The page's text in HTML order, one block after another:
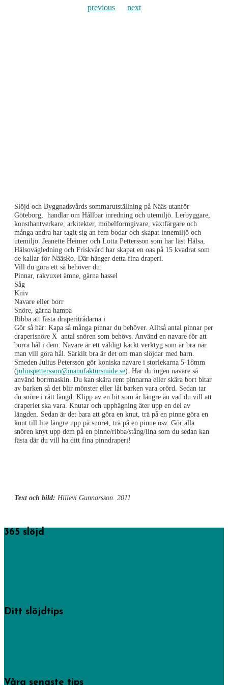
previous next
Slöjd och Byggnadsvårds sommarutställning på Nääs utanför
Göteborg, handlar om Hållbar inredning och utemiljö. Lerbyggare,
konsthantverkare, arkitekter, möbelformgivare, växtfärgare och
många andra har tagit sig an fem bodar och skapat innemiljö och
utemiljö. Jeanette Heimer och Lotta Pettersson som har läst Hälsa,
Hälsovägledning och Friskvård har skapat en oas på 15 kvadrat som
de kallar för NääsRo. Där hänger detta fina draperi.
Vill du göra ett så behöver du:
Pinnar, rakvuxet ämne, gärna hassel
Såg
Kniv
Navare eller borr
Snöre, gärna hampa
Ribba att fästa draperitrådarna i
Gör så här: Kapa så många pinnar du behöver. Alltså antal pinnar per
draperisnöre X antal snören som behövs. Använd en navare för att
borra hål i dem. Navare är ett väldigt käckt verktyg som är bra när
man vill göra hål. Särkilt bra är det om man slöjdar med barn.
Smeden Julius Petersson gör koniska navare i storlekarna 5-18mm
(juliuspettersson@manufaktursmide.se). Har du ingen navare så
använd borrmaskin. Du kan skära rent pinnarna eller skära bort bitar
av barken så det blir mönster eller låt barken vara orörd. Sedan tar
du snöre i rätt längd. Klipp av en bit som är längre än vad du vill att
draperiet ska vara. Knutar och upphägning äter upp en del av
längden. Sedan är det bara att göra en knut, trä på en pinne göra en
knut till lite längre upp på snöret, trä på en pinne osv. Gör alla
snören knyt upp dem på en pinne/ribba/stång/lina som du sedan kan
fästa där du vill ha ditt fina pinndraperi!
Text och bild: Hillevi Gunnarsson. 2011
365 slöjd
Ditt slöjdtips
Våra senaste tips